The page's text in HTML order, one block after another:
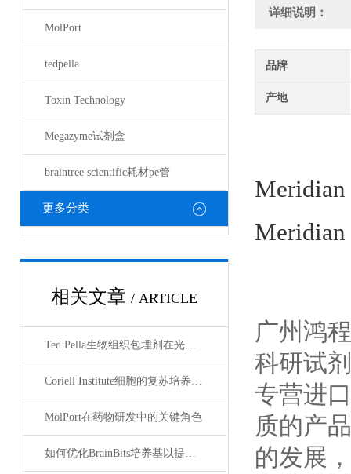
MolPort
tedpella
Toxin Technology
Megazyme试剂盒
braintree scientific耗材pe管
更多分类
相关文章 / ARTICLE
Ted Pella生物组织包埋剂在光镜与电镜联用技术中的应用
Coriell Institute细胞的复苏培养与质量控制规范
MolPort在药物研发中的关键角色
如何优化BrainBits培养基以提高实验效果？
详细说明：
品牌
产地
Meridian
Meridian
广州鸿
科研试
专营进
质的产
的发展